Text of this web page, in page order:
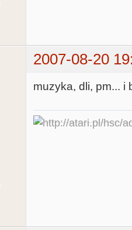
2007-08-20
muzyka, dli, pm... i